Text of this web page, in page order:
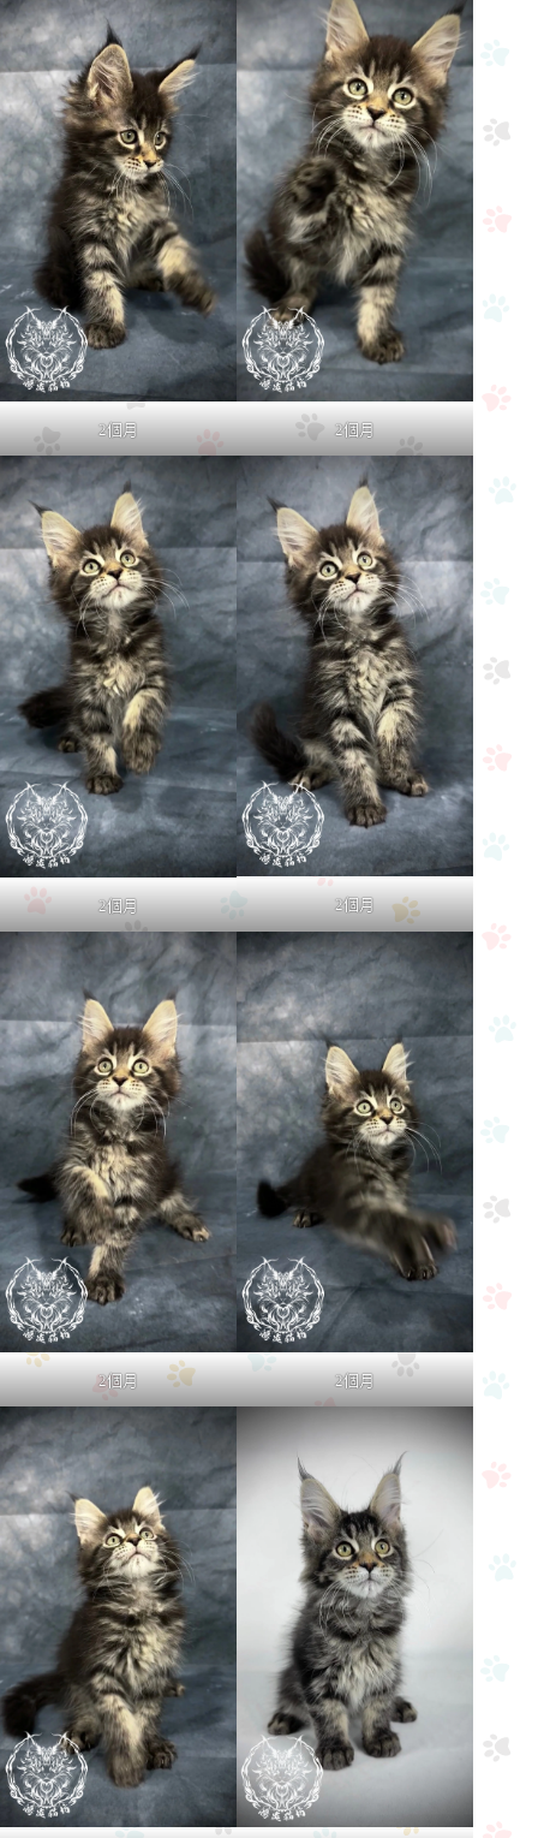
2個月 2個月
2個月 2個月
2個月 2個月